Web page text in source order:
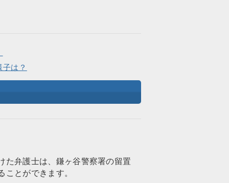
は？
た弁護士は、鎌ヶ谷警察署の留置
とができます。